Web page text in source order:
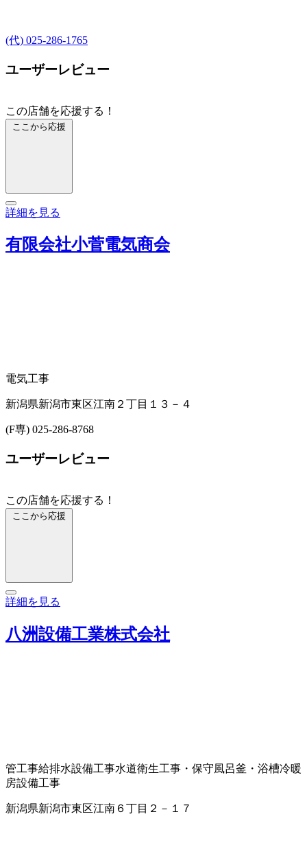
(代) 025-286-1765
ユーザーレビュー
この店舗を応援する！
ここから応援
詳細を見る
有限会社小菅電気商会
電気工事
新潟県新潟市東区江南２丁目１３－４
(F専) 025-286-8768
ユーザーレビュー
この店舗を応援する！
ここから応援
詳細を見る
八洲設備工業株式会社
管工事給排水設備工事水道衛生工事・保守風呂釜・浴槽冷暖
房設備工事
新潟県新潟市東区江南６丁目２－１７